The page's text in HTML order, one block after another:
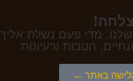
מדי פעם נשלח אליך
הטבות ורעיונות
באתר ←